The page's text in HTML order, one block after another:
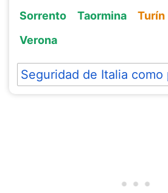
Sorrento
Taormina Turín
Verona
Seguridad de Italia como